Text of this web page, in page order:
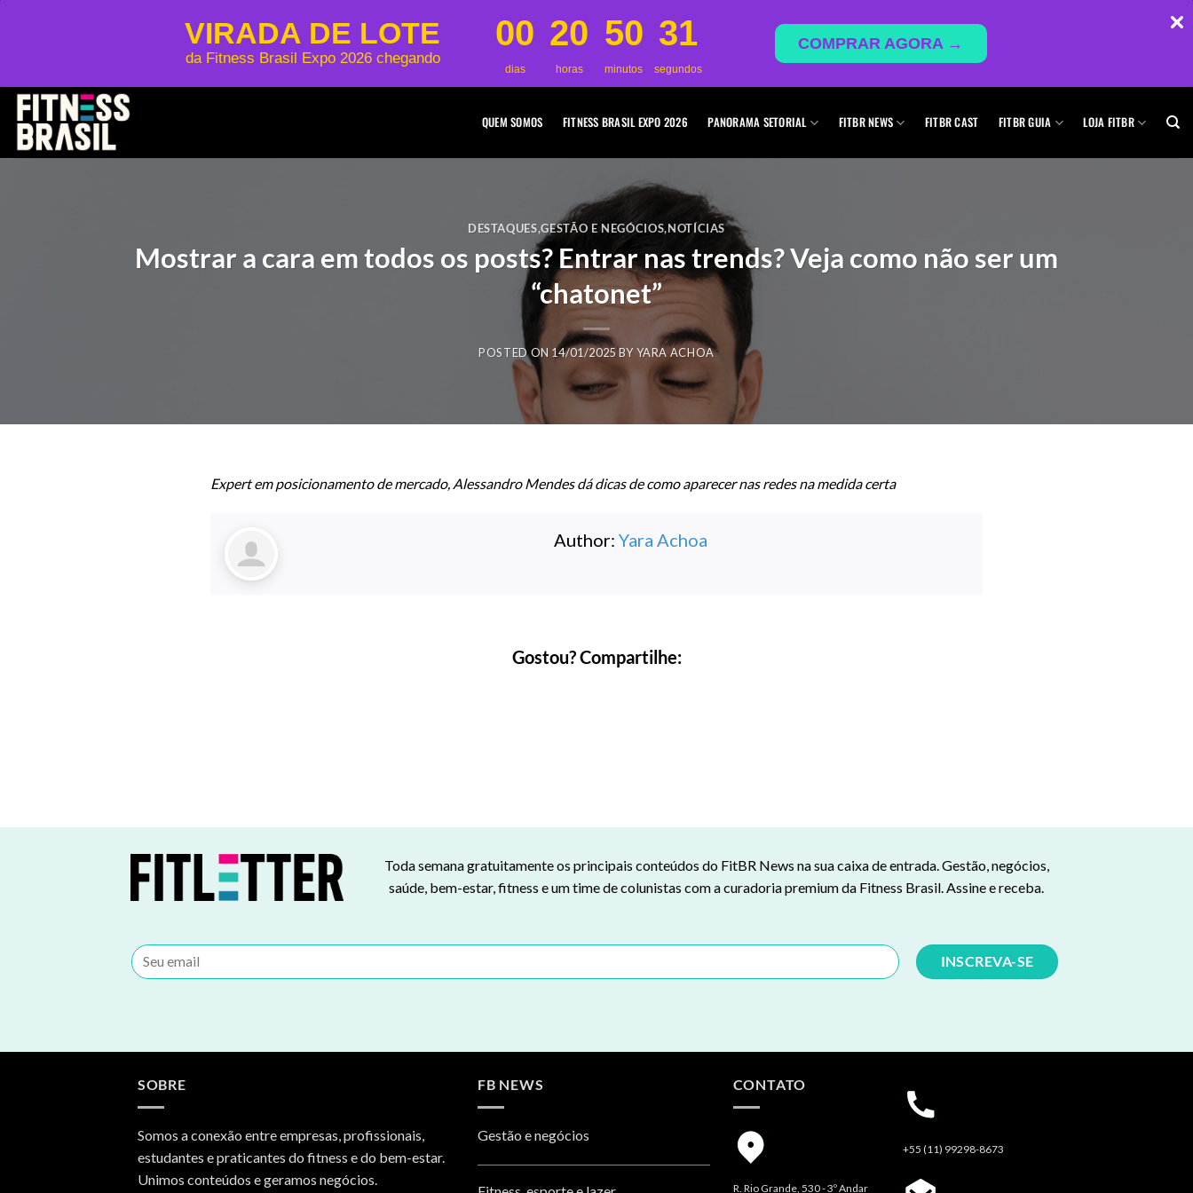
VIRADA DE LOTE
da Fitness Brasil Expo 2026 chegando
00
dias
20
horas
50
minutos
31
segundos
COMPRAR AGORA →
Skip
content
QUEM SOMOS FITNESS BRASIL EXPO 2026 PANORAMA SETORIAL FITBR NEWS FITBR CAST FITBR GUIA LOJA FITBR
DESTAQUES,GESTÃO E NEGÓCIOS,NOTÍCIAS
Mostrar a cara em todos os posts? Entrar nas trends? Veja como não ser um
“chatonet”
POSTED ON 14/01/2025 BYYARA ACHOA
Expert em posicionamento de mercado, Alessandro Mendes dá dicas de como aparecer nas redes na medida certa
Author: Yara Achoa
Gostou? Compartilhe:
Toda semana gratuitamente os principais conteúdos do FitBR News na sua caixa de entrada. Gestão, negócios,
saúde, bem-estar, fitness e um time de colunistas com a curadoria premium da Fitness Brasil. Assine e receba.
SOBRE
Somos a conexão entre empresas, profissionais,
estudantes e praticantes do fitness e do bem-estar.
Unimos conteúdos e geramos negócios.
FB NEWS
Gestão e negócios
CONTATO
R. Rio Grande, 530 - 3º Andar
+55 (11) 99298-8673